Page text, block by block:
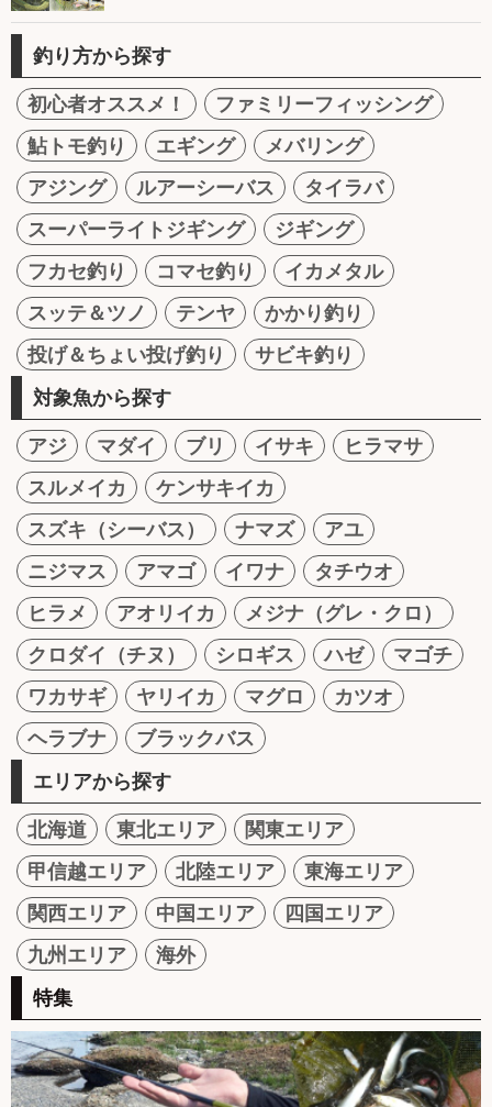
釣り方から探す
初心者オススメ！
ファミリーフィッシング
鮎トモ釣り
エギング
メバリング
アジング
ルアーシーバス
タイラバ
スーパーライトジギング
ジギング
フカセ釣り
コマセ釣り
イカメタル
スッテ＆ツノ
テンヤ
かかり釣り
投げ＆ちょい投げ釣り
サビキ釣り
対象魚から探す
アジ マダイ ブリ イサキ
ヒラマサ
スルメイカ
ケンサキイカ
スズキ（シーバス）
ナマズ
アユ
ニジマス
アマゴ イワナ
タチウオ
ヒラメ
アオリイカ
メジナ（グレ・クロ）
クロダイ（チヌ）
シロギス ハゼ
マゴチ
ワカサギ
ヤリイカ マグロ
カツオ
ヘラブナ
ブラックバス
エリアから探す
北海道 東北エリア
関東エリア
甲信越エリア
北陸エリア
東海エリア
関西エリア
中国エリア
四国エリア
九州エリア
海外
特集